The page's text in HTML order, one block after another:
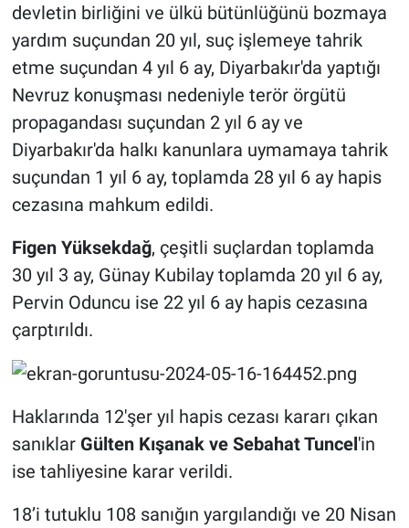
devletin birliğini ve ülkü bütünlüğünü bozmaya
yardım suçundan 20 yıl, suç işlemeye tahrik
etme suçundan 4 yıl 6 ay, Diyarbakır'da yaptığı
Nevruz konuşması nedeniyle terör örgütü
propagandası suçundan 2 yıl 6 ay ve
Diyarbakır'da halkı kanunlara uymamaya tahrik
suçundan 1 yıl 6 ay, toplamda 28 yıl 6 ay hapis
cezasına mahkum edildi.
Figen Yüksekdağ, çeşitli suçlardan toplamda
30 yıl 3 ay, Günay Kubilay toplamda 20 yıl 6 ay,
Pervin Oduncu ise 22 yıl 6 ay hapis cezasına
çarptırıldı.
Haklarında 12'şer yıl hapis cezası kararı çıkan
sanıklar Gülten Kışanak ve Sebahat Tuncel'in
ise tahliyesine karar verildi.
18’i tutuklu 108 sanığın yargılandığı ve 20 Nisan